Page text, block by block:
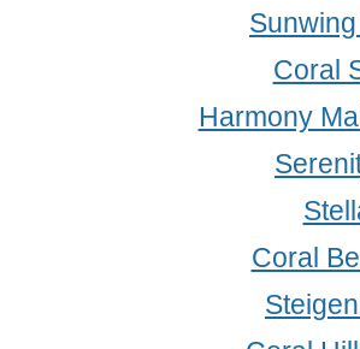
Coral
Harmony
Coral